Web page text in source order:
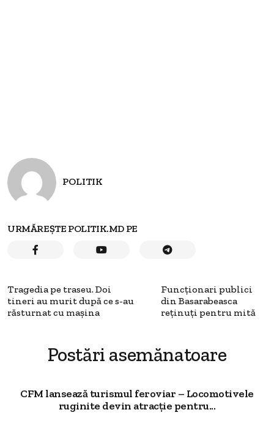
POLITIK
URMĂREȘTE POLITIK.MD PE
Tragedia pe traseu. Doi
tineri au murit după ce s-au
răsturnat cu mașina
Funcţionari publici
din Basarabeasca
reținuți pentru mită
Postări asemănatoare
CFM lansează turismul feroviar – Locomotivele
ruginite devin atracție pentru...